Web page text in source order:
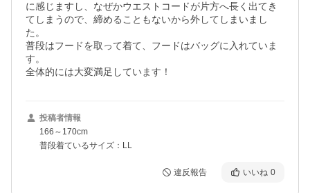
に感じますし、なぜかウエストコードが片方へ長く出てき
てしまうので、締めることもないから外してしまいまし
た。
普段はフードを取って着て、フードはバッグに入れていま
す。
全体的には大変満足しています！
投稿者情報
166～170cm
普段着ているサイズ：LL
違反報告 いいね 0